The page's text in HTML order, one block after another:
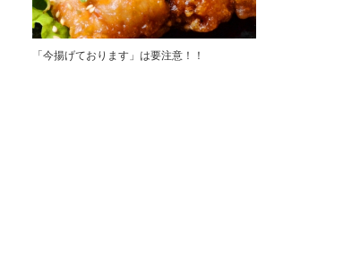
「今揚げております」は要注意！！